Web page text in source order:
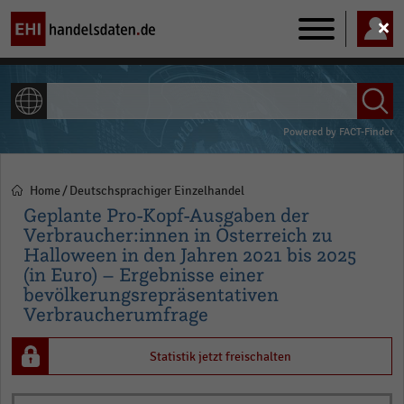
Main
navigation
Powered by FACT-Finder
Pfadnavigation
Home Deutschsprachiger Einzelhandel
Geplante Pro-Kopf-Ausgaben der
Verbraucher:innen in Österreich zu
Halloween in den Jahren 2021 bis 2025
(in Euro) – Ergebnisse einer
bevölkerungsrepräsentativen
Verbraucherumfrage
Statistik jetzt freischalten